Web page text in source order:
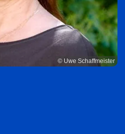
© Uwe Schaffmeister